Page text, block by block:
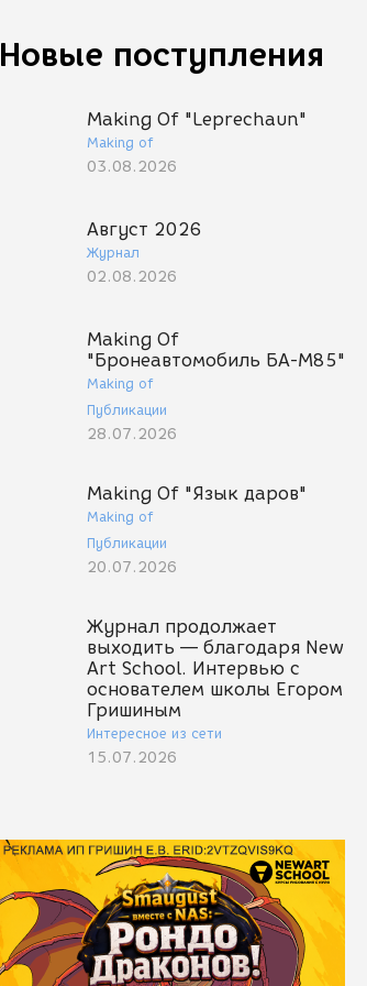
Новые поступления
Making Of "Leprechaun"
Making of
03.08.2026
Август 2026
Журнал
02.08.2026
Making Of
"Бронеавтомобиль БА-М85"
Making of
Публикации
28.07.2026
Making Of "Язык даров"
Making of
Публикации
20.07.2026
Журнал продолжает
выходить — благодаря New
Art School. Интервью с
основателем школы Егором
Гришиным
Интересное из сети
15.07.2026